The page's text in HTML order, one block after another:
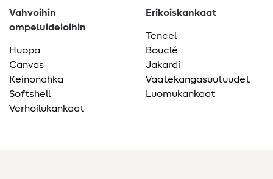
Vahvoihin
ompeluideioihin
Huopa
Canvas
Keinonahka
Softshell
Verhoilukankaat
Erikoiskankaat
Tencel
Bouclé
Jakardi
Vaatekangasuutuudet
Luomukankaat